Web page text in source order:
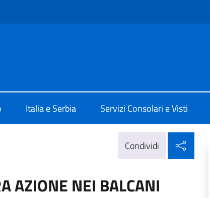
Italia e Serbia Servizi Consolari e Visti
Condividi
AZIONE NEI BALCANI